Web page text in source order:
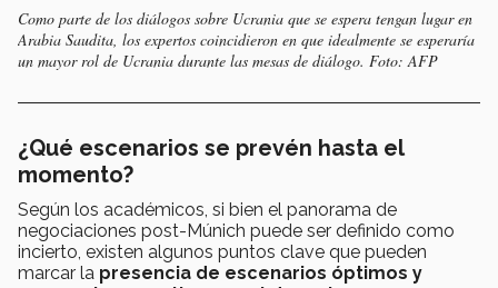
Como parte de los diálogos sobre Ucrania que se espera tengan lugar en
Arabia Saudita, los expertos coincidieron en que idealmente se esperaría
un mayor rol de Ucrania durante las mesas de diálogo. Foto: AFP
¿Qué escenarios se prevén hasta el
momento?
Según los académicos, si bien el panorama de
negociaciones post-Múnich puede ser definido como
incierto, existen algunos puntos clave que pueden
marcar la presencia de escenarios óptimos y